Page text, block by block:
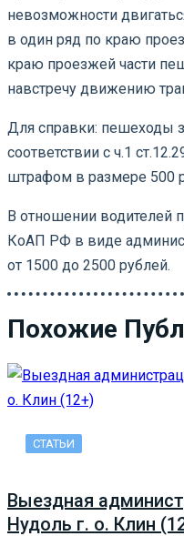
невозможности
в один ряд по краю
краю проезжей части
навстречу движению
Для справки: пешеходы
соответствии с ч.1
штрафом в размере 500
В отношении водителей
КоАП РФ в виде
от 1500 до 2500 рублей.
Похожие
СТАТЬИ
Выездная
Нудоль г. о. Клин